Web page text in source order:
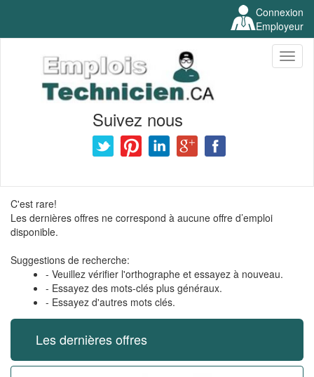
Connexion
Employeur
Suivez nous
C'est rare!
Les dernières offres ne correspond à aucune offre d’emploi
disponible.
Suggestions de recherche:
- Veuillez vérifier l'orthographe et essayez à nouveau.
- Essayez des mots-clés plus généraux.
- Essayez d'autres mots clés.
Les dernières offres